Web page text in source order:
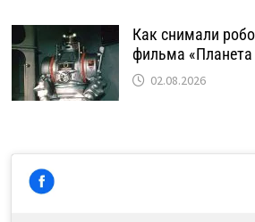
Как снимали
фильма «Планета
02.08.2026